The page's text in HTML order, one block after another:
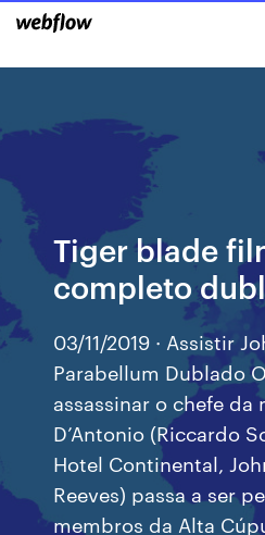
Tiger blade
completo
03/11/2019 · Assistir
Parabellum Dublado
assassinar o chefe da
D’Antonio (Riccardo
Hotel Continental,
Reeves) passa a ser
membros da Alta